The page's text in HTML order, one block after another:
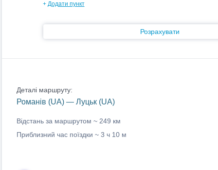
+ Додати пункт
Розрахувати
Деталі маршруту:
Романів (UA) — Луцьк (UA)
Відстань за маршрутом ~ 249 км
Приблизний час поїздки ~ 3 ч 10 м